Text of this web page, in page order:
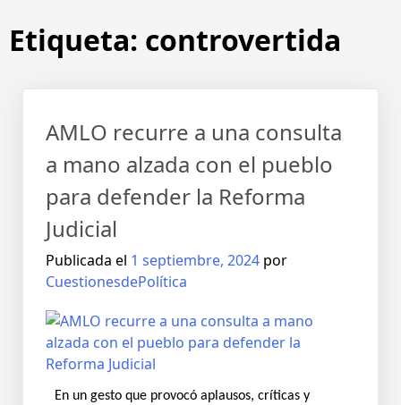
Saltar
Etiqueta: controvertida
AMLO recurre a una consulta
a mano alzada con el pueblo
para defender la Reforma
Judicial
Publicada el 1 septiembre, 2024 por
CuestionesdePolítica
En un gesto que provocó aplausos, críticas y